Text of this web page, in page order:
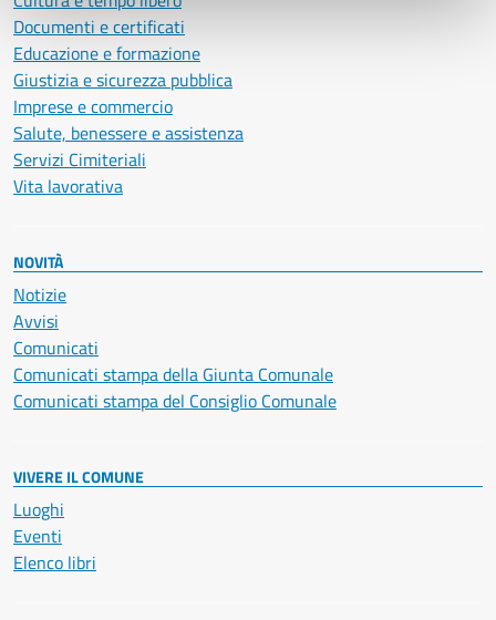
Documenti e certificati
Educazione e formazione
Giustizia e sicurezza pubblica
Imprese e commercio
Salute, benessere e assistenza
Servizi Cimiteriali
Vita lavorativa
NOVITÀ
Notizie
Avvisi
Comunicati
Comunicati stampa della Giunta Comunale
Comunicati stampa del Consiglio Comunale
VIVERE IL COMUNE
Luoghi
Eventi
Elenco libri